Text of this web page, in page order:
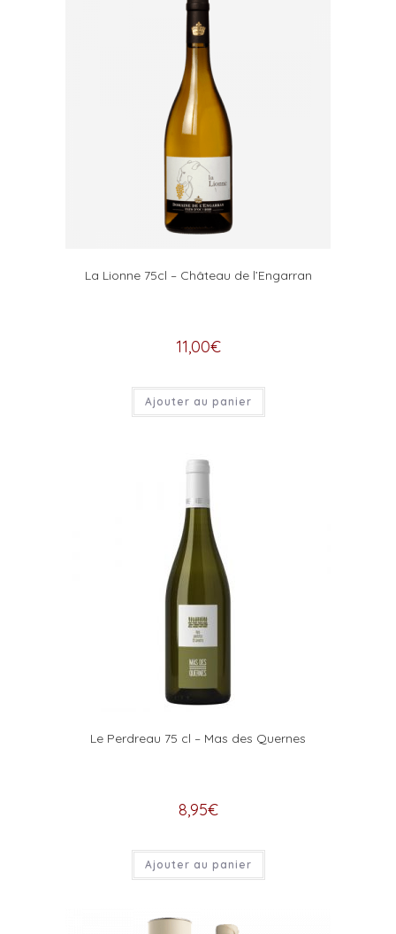
La Lionne 75cl – Château de l’Engarran
11,00€
Ajouter au panier
Le Perdreau 75 cl – Mas des Quernes
8,95€
Ajouter au panier